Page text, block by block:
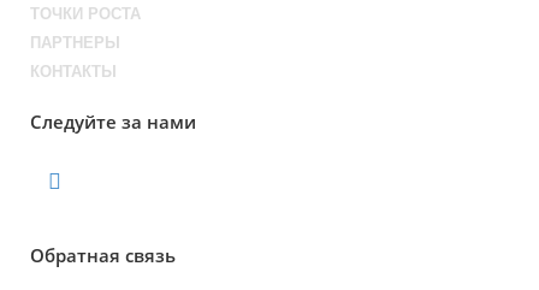
ТОЧКИ РОСТА
ПАРТНЕРЫ
КОНТАКТЫ
Следуйте за нами
Обратная связь